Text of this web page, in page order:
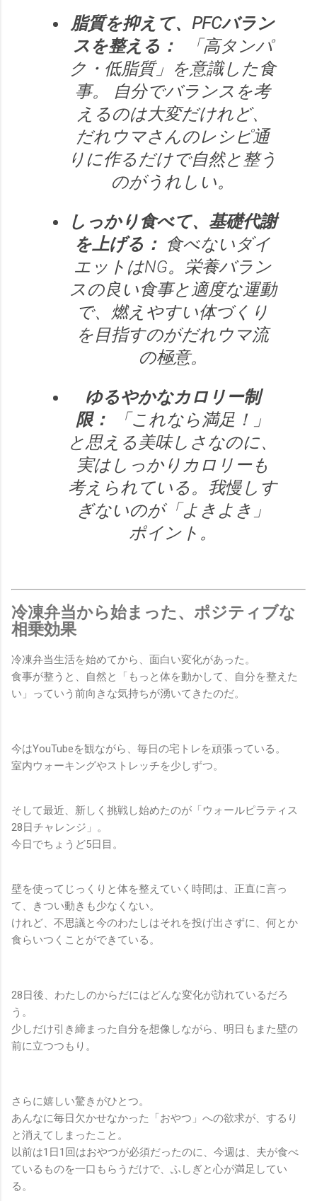
脂質を抑えて、PFCバラン
スを整える：
「高タンパ
ク・低脂質」を意識した食
事。 自分でバランスを考
えるのは大変だけれど、
だれウマさんのレシピ通
りに作るだけで自然と整う
のがうれしい。
しっかり食べて、基礎代謝
を上げる： 食べないダイ
エットはNG。栄養バラン
スの良い食事と適度な運動
で、燃えやすい体づくり
を目指すのがだれウマ流
の極意。
ゆるやかなカロリー制
限：
「これなら満足！」
と思える美味しさなのに、
実はしっかりカロリーも
考えられている。我慢しす
ぎないのが「よきよき」
ポイント。
冷凍弁当から始まった、ポジティブな
相乗効果
冷凍弁当生活を始めてから、面白い変化があった。
食事が整うと、自然と「もっと体を動かして、自分を整えた
い」っていう前向きな気持ちが湧いてきたのだ。
今はYouTubeを観ながら、毎日の宅トレを頑張っている。
室内ウォーキングやストレッチを少しずつ。
そして最近、新しく挑戦し始めたのが「ウォールピラティス
28日チャレンジ」。
今日でちょうど5日目。
壁を使ってじっくりと体を整えていく時間は、正直に言っ
て、きつい動きも少なくない。
けれど、不思議と今のわたしはそれを投げ出さずに、何とか
食らいつくことができている。
28日後、わたしのからだにはどんな変化が訪れているだろ
う。
少しだけ引き締まった自分を想像しながら、明日もまた壁の
前に立つつもり。
さらに嬉しい驚きがひとつ。
あんなに毎日欠かせなかった「おやつ」への欲求が、するり
と消えてしまったこと。
以前は1日1回はおやつが必須だったのに、今週は、夫が食べ
ているものを一口もらうだけで、ふしぎと心が満足してい
る。